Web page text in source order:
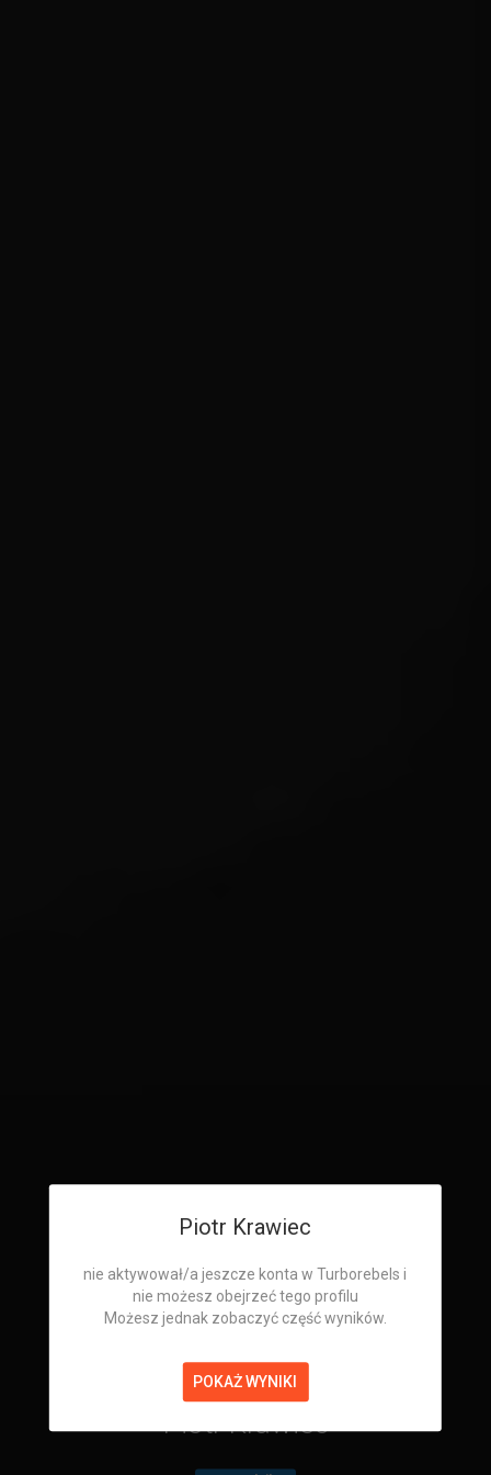
Piotr Krawiec
nie aktywował/a jeszcze konta w Turborebels i
nie możesz obejrzeć tego profilu
Możesz jednak zobaczyć część wyników.
POKAŻ WYNIKI
Piotr Krawiec